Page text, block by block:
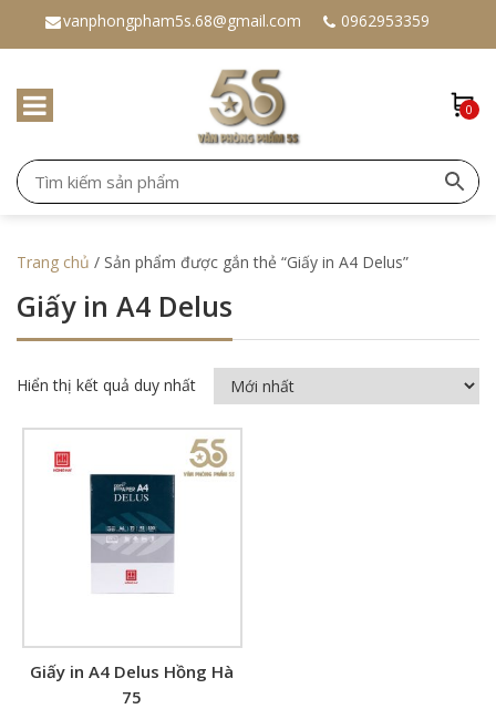
vanphongpham5s.68@gmail.com 0962953359
0
Trang chủ / Sản phẩm được gắn thẻ “Giấy in A4 Delus”
Giấy in A4 Delus
Hiển thị kết quả duy nhất
Giấy in A4 Delus Hồng Hà
75